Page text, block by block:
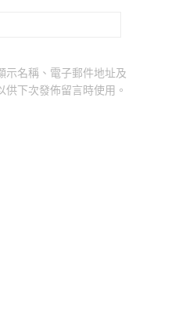
示名稱、電子郵件地址及
供下次發佈留言時使用。